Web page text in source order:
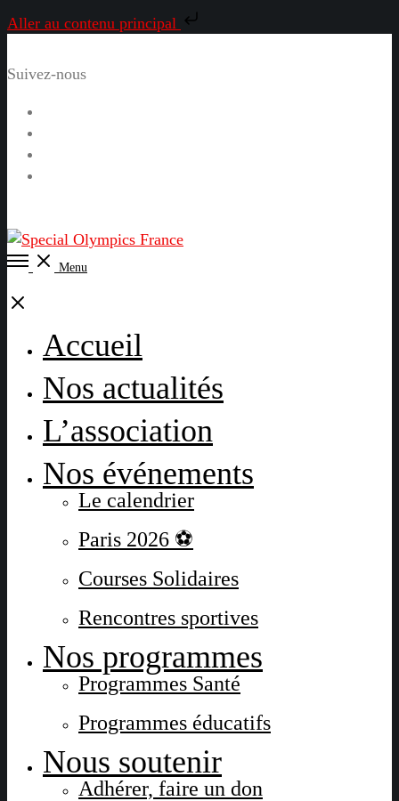
Aller au contenu principal
Suivez-nous
Open
Menu
Close
Accueil
Nos actualités
L’association
Nos événements
Le calendrier
Paris 2026 ⚽
Courses Solidaires
Rencontres sportives
Nos programmes
Programmes Santé
Programmes éducatifs
Nous soutenir
Adhérer, faire un don